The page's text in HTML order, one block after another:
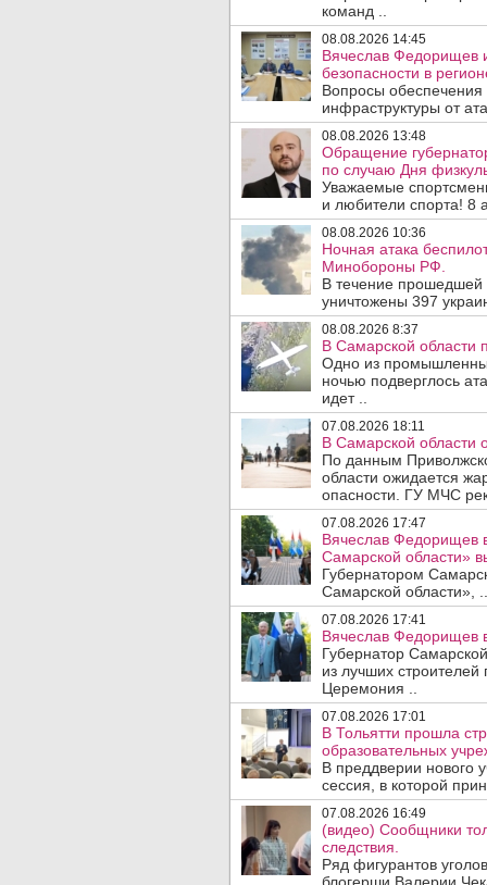
команд ..
08.08.2026 14:45
Вячеслав Федорищев
безопасности в
Вопросы обеспечения
инфраструктуры от
08.08.2026 13:48
Обращение
по случаю Дня
Уважаемые
и любители спорта! 8
08.08.2026 10:36
Ночная атака
Минобороны РФ.
В течение
уничтожены 397
08.08.2026 8:37
В Самарской области
Одно из
ночью подверглось
идет ..
07.08.2026 18:11
В Самарской области
По данным
области ожидается
опасности. ГУ МЧС
07.08.2026 17:47
Вячеслав Федорищев
Самарской области»
Губернатором
Самарской области», ..
07.08.2026 17:41
Вячеслав Федорищев
Губернатор
из лучших
Церемония ..
07.08.2026 17:01
В Тольятти прошла
образовательных
В преддверии нового
сессия, в которой
07.08.2026 16:49
(видео) Сообщники
следствия.
Ряд фигурантов